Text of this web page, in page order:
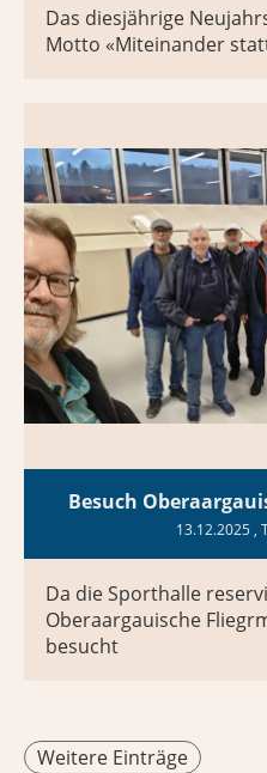
Das diesjährige
Motto «Miteinander
Besuch
13.12.2025 ,
Da die Sporthalle
Oberaargauische
besucht
Weitere Einträge